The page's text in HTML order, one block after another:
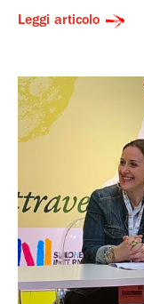
Leggi articolo